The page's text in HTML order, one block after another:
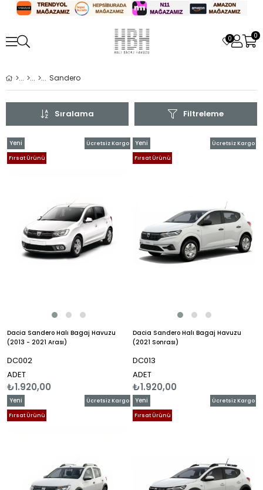
0 0
Sandero
Filtreleme
Sıralama
Dacia Sandero Halı Bagaj Havuzu
(2013 - 2021 Arası)
DC002
ADET
₺1.920,00
Ücretsiz Kargo
Yeni
Ürün
Fırsat Ürünü
Dacia Sandero Halı Bagaj Havuzu
(2021 Sonrası)
DC013
ADET
₺1.920,00
Ücretsiz Kargo
Yeni
Ürün
Fırsat Ürünü
Ücretsiz Kargo
Yeni
Ürün
Fırsat Ürünü
Ücretsiz Kargo
Yeni
Ürün
Fırsat Ürünü